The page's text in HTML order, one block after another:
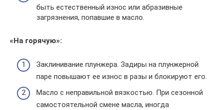
быть естественный износ или абразивные
загрязнения, попавшие в масло.
«На горячую»:
Заклинивание плунжера. Задиры на плунжерной
паре повышают ее износ в разы и блокируют его.
Масло с неправильной вязкостью. При сезонной
самостоятельной смене масла, иногда